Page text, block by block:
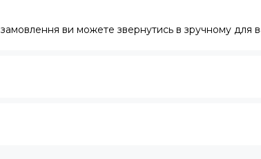
ви можете звернутись в зручному для